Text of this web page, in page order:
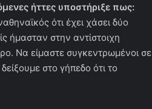
ήττες υποστήριξε πως:
ότι έχει χάσει δύο
ήμασταν στην αντίστοιχη
Να είμαστε συγκεντρωμένοι σε
στο γήπεδο ότι το